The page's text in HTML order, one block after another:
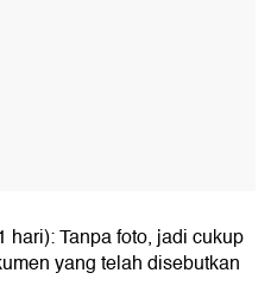
hari): Tanpa foto, jadi cukup
yang telah disebutkan